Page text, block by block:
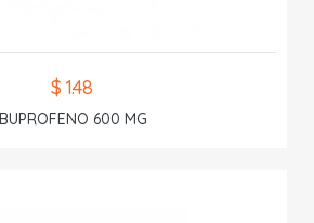
$ 1.48
600 MG